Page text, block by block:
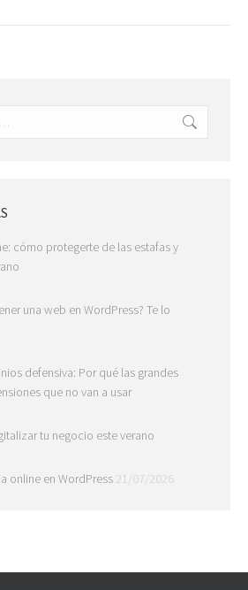
cómo protegerte de las estafas y
una web en WordPress? Te lo
defensiva: Por qué las grandes
que no van a usar
tu negocio este verano
online en WordPress 21/07/2026